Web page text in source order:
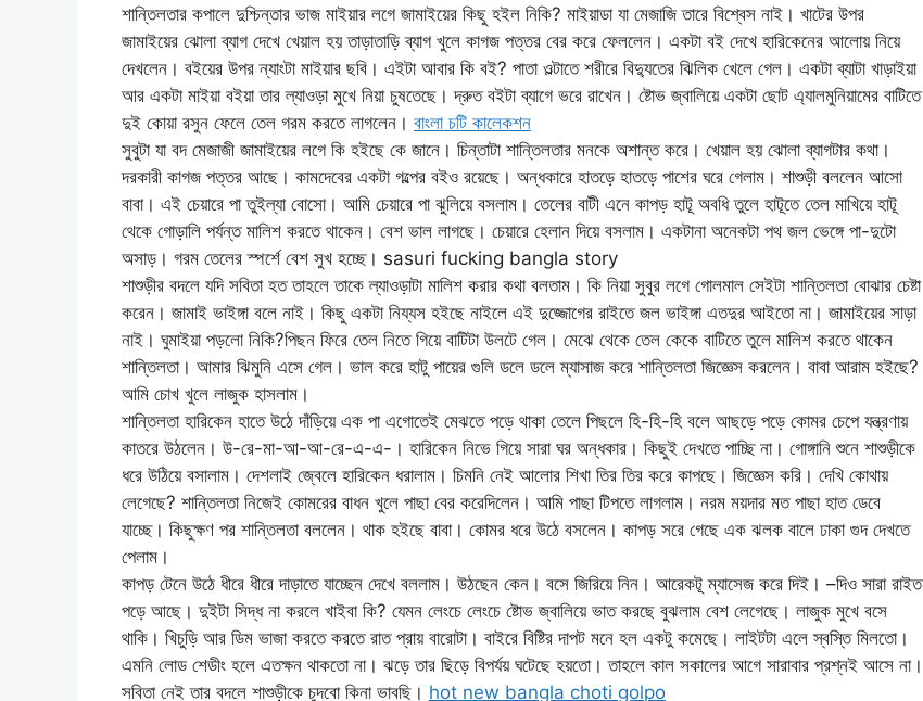
শান্তিলতার কপালে দুশ্চিন্তার ভাজ মাইয়ার লগে জামাইয়ের কিছু হইল নিকি? মাইয়াডা যা মেজাজি তারে বিশ্বেস নাই। খাটের উপর
জামাইয়ের ঝোলা ব্যাগ দেখে খেয়াল হয় তাড়াতাড়ি ব্যাগ খুলে কাগজ পত্তর বের করে ফেললেন। একটা বই দেখে হারিকেনের আলোয় নিয়ে
দেখলেন। বইয়ের উপর ন্যাংটা মাইয়ার ছবি। এইটা আবার কি বই? পাতা ওল্টাতে শরীরে বিদ্যুতের ঝিলিক খেলে গেল। একটা ব্যাটা খাড়াইয়া
আর একটা মাইয়া বইয়া তার ল্যাওড়া মুখে নিয়া চুষতেছে। দ্রুত বইটা ব্যাগে ভরে রাখেন। ষ্টোভ জ্বালিয়ে একটা ছোট এ্যালমুনিয়ামের বাটিতে
দুই কোয়া রসুন ফেলে তেল গরম করতে লাগলেন। বাংলা চটি কালেকশন
সুবুটা যা বদ মেজাজী জামাইয়ের লগে কি হইছে কে জানে। চিন্তাটা শান্তিলতার মনকে অশান্ত করে। খেয়াল হয় ঝোলা ব্যাগটার কথা।
দরকারী কাগজ পত্তর আছে। কামদেবের একটা গল্পের বইও রয়েছে। অন্ধকারে হাতড়ে হাতড়ে পাশের ঘরে গেলাম। শাশুড়ী বললেন আসো
বাবা। এই চেয়ারে পা তুইল্যা বোসো। আমি চেয়ারে পা ঝুলিয়ে বসলাম। তেলের বাটী এনে কাপড় হাটূ অবধি তুলে হাটূতে তেল মাখিয়ে হাটূ
থেকে গোড়ালি পর্যন্ত মালিশ করতে থাকেন। বেশ ভাল লাগছে। চেয়ারে হেলান দিয়ে বসলাম। একটানা অনেকটা পথ জল ভেঙ্গে পা-দুটো
অসাড়। গরম তেলের স্পর্শে বেশ সুখ হচ্ছে। sasuri fucking bangla story
শাশুড়ীর বদলে যদি সবিতা হত তাহলে তাকে ল্যাওড়াটা মালিশ করার কথা বলতাম। কি নিয়া সুবুর লগে গোলমাল সেইটা শান্তিলতা বোঝার চেষ্টা
করেন। জামাই ভাইঙ্গা বলে নাই। কিছু একটা নিয্যস হইছে নাইলে এই দুজ্জোগের রাইতে জল ভাইঙ্গা এতদুর আইতো না। জামাইয়ের সাড়া
নাই। ঘুমাইয়া পড়লো নিকি?পিছন ফিরে তেল নিতে গিয়ে বাটিটা উলটে গেল। মেঝে থেকে তেল কেকে বাটিতে তুলে মালিশ করতে থাকেন
শান্তিলতা। আমার ঝিমুনি এসে গেল। ভাল করে হাটু পায়ের গুলি ডলে ডলে ম্যাসাজ করে শান্তিলতা জিজ্ঞেস করলেন। বাবা আরাম হইছে?
আমি চোখ খুলে লাজুক হাসলাম।
শান্তিলতা হারিকেন হাতে উঠে দাঁড়িয়ে এক পা এগোতেই মেঝতে পড়ে থাকা তেলে পিছলে হি-হি-হি বলে আছড়ে পড়ে কোমর চেপে যন্ত্রণায়
কাতরে উঠলেন। উ-রে-মা-আ-আ-রে-এ-এ-। হারিকেন নিভে গিয়ে সারা ঘর অন্ধকার। কিছুই দেখতে পাচ্ছি না। গোঙ্গানি শুনে শাশুড়ীকে
ধরে উঠিয়ে বসালাম। দেশলাই জ্বেলে হারিকেন ধরালাম। চিমনি নেই আলোর শিখা তির তির করে কাপছে। জিজ্ঞেস করি। দেখি কোথায়
লেগেছে? শান্তিলতা নিজেই কোমরের বাধন খুলে পাছা বের করেদিলেন। আমি পাছা টিপতে লাগলাম। নরম ময়দার মত পাছা হাত ডেবে
যাচ্ছে। কিছুক্ষণ পর শান্তিলতা বললেন। থাক হইছে বাবা। কোমর ধরে উঠে বসলেন। কাপড় সরে গেছে এক ঝলক বালে ঢাকা গুদ দেখতে
পেলাম।
কাপড় টেনে উঠে ধীরে ধীরে দাড়াতে যাচ্ছেন দেখে বললাম। উঠছেন কেন। বসে জিরিয়ে নিন। আরেকটূ ম্যাসেজ করে দিই। –দিও সারা রাইত
পড়ে আছে। দুইটা সিদ্ধ না করলে খাইবা কি? যেমন লেংচে লেংচে ষ্টোভ জ্বালিয়ে ভাত করছে বুঝলাম বেশ লেগেছে। লাজুক মুখে বসে
থাকি। খিচুড়ি আর ডিম ভাজা করতে করতে রাত প্রায় বারোটা। বাইরে বিষ্টির দাপট মনে হল একটু কমেছে। লাইটটা এলে স্বস্তি মিলতো।
এমনি লোড শেডীং হলে এতক্ষন থাকতো না। ঝড়ে তার ছিড়ে বিপর্যয় ঘটেছে হয়তো। তাহলে কাল সকালের আগে সারাবার প্রশ্নই আসে না।
সবিতা নেই তার বদলে শাশুড়ীকে চুদবো কিনা ভাবছি। hot new bangla choti golpo